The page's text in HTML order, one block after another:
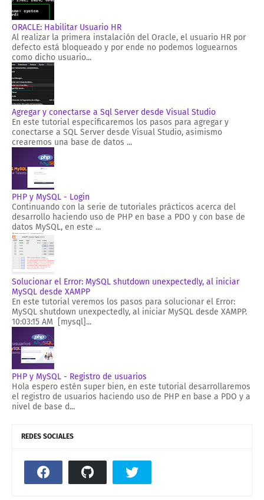
ORACLE: Habilitar Usuario HR
Al realizar la primera instalación del Oracle, el usuario HR por
defecto está bloqueado y por ende no podemos loguearnos
como dicho usuario...
Agregar y conectarse a Sql Server desde Visual Studio
En este tutorial especificaremos los pasos para agregar y
conectarse a SQL Server desde Visual Studio, asimismo
crearemos una base de datos ...
PHP y MySQL - Login
Continuando con la serie de tutoriales prácticos acerca del
desarrollo haciendo uso de PHP en base a PDO y con base de
datos MySQL, en este ...
Solucionar el Error: MySQL shutdown unexpectedly, al iniciar
MySQL desde XAMPP
En este tutorial veremos los pasos para solucionar el Error:
MySQL shutdown unexpectedly, al iniciar MySQL desde XAMPP.
10:03:15 AM [mysql]...
PHP y MySQL - Registro de usuarios
Hola espero estén super bien, en este tutorial desarrollaremos
el registro de usuarios haciendo uso de PHP en base a PDO y a
nivel de base d...
REDES SOCIALES